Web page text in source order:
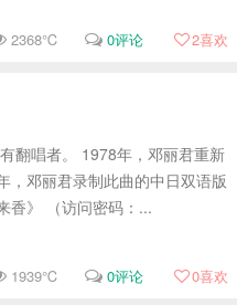
2368℃ 0评论 2喜欢
翻唱者。 1978年，邓丽君重新
，邓丽君录制此曲的中日双语版
香》 （访问密码：...
1939℃ 0评论 0喜欢